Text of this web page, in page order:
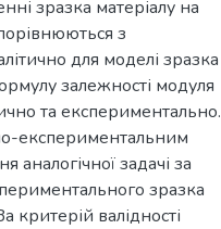
зразка матеріалу на
з
для моделі зразка
залежності модуля
та експериментально.
експериментальним
аналогічної задачі за
зразка
валідності